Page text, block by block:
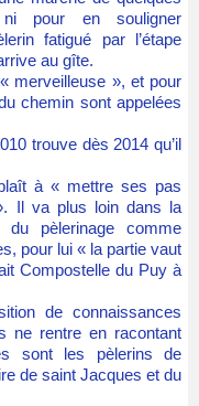
ni pour en souligner
fatigué par l’étape
au gîte.
merveilleuse », et pour
chemin sont appelées
trouve dès 2014 qu’il
à « mettre ses pas
Il va plus loin dans la
pèlerinage comme
pour lui « la partie vaut
Compostelle du Puy à
de connaissances
ne rentre en racontant
sont les pèlerins de
de saint Jacques et du